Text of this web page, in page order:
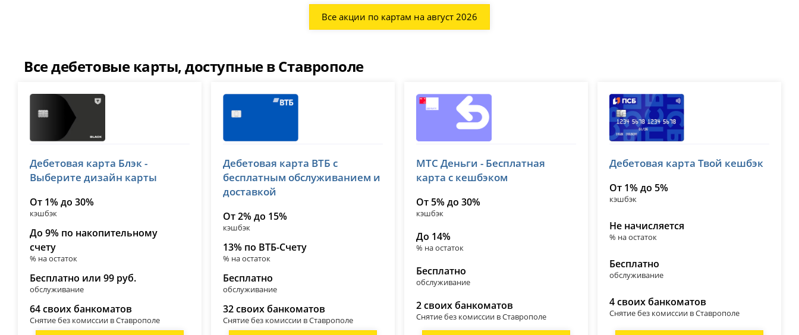
Все акции по картам на август 2026
Все дебетовые карты, доступные в Ставрополе
лицензия № 2673
Дебетовая карта Блэк -
Выберите дизайн карты
От 1% до 30%
кэшбэк
До 9% по накопительному
счету
% на остаток
Бесплатно или 99 руб.
обслуживание
64 своих банкоматов
Снятие без комиссии в Ставрополе
лицензия № 1000
Дебетовая карта ВТБ с
бесплатным обслуживанием и
доставкой
От 2% до 15%
кэшбэк
13% по ВТБ-Счету
% на остаток
Бесплатно
обслуживание
32 своих банкоматов
Снятие без комиссии в Ставрополе
лицензия № 2268
МТС Деньги - Бесплатная
карта с кешбэком
От 5% до 30%
кэшбэк
До 14%
% на остаток
Бесплатно
обслуживание
2 своих банкоматов
Снятие без комиссии в Ставрополе
лицензия № 3251
Дебетовая карта Твой кешбэк
От 1% до 5%
кэшбэк
Не начисляется
% на остаток
Бесплатно
обслуживание
4 своих банкоматов
Снятие без комиссии в Ставрополе